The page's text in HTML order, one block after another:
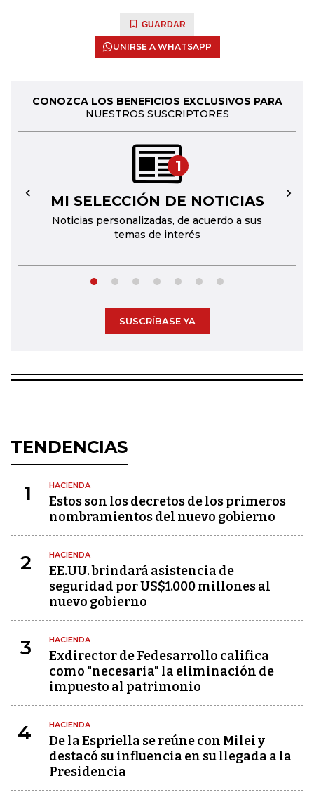
GUARDAR
UNIRSE A WHATSAPP
CONOZCA LOS BENEFICIOS EXCLUSIVOS PARA
NUESTROS SUSCRIPTORES
1
MI SELECCIÓN DE NOTICIAS
Noticias personalizadas, de acuerdo a sus
temas de interés
← →
SUSCRÍBASE YA
TENDENCIAS
1 HACIENDA
Estos son los decretos de los primeros
nombramientos del nuevo gobierno
2 HACIENDA
EE.UU. brindará asistencia de
seguridad por US$1.000 millones al
nuevo gobierno
3 HACIENDA
Exdirector de Fedesarrollo califica
como "necesaria" la eliminación de
impuesto al patrimonio
4 HACIENDA
De la Espriella se reúne con Milei y
destacó su influencia en su llegada a la
Presidencia